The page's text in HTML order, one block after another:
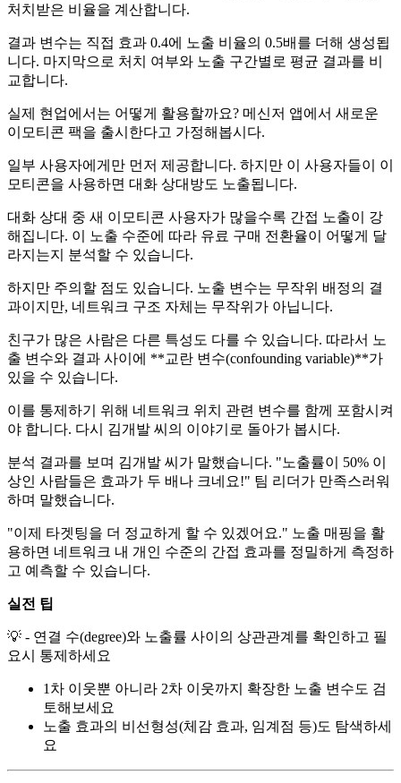
처치받은 비율을 계산합니다.
결과 변수는 직접 효과 0.4에 노출 비율의 0.5배를 더해 생성됩
니다. 마지막으로 처치 여부와 노출 구간별로 평균 결과를 비
교합니다.
실제 현업에서는 어떻게 활용할까요? 메신저 앱에서 새로운
이모티콘 팩을 출시한다고 가정해봅시다.
일부 사용자에게만 먼저 제공합니다. 하지만 이 사용자들이 이
모티콘을 사용하면 대화 상대방도 노출됩니다.
대화 상대 중 새 이모티콘 사용자가 많을수록 간접 노출이 강
해집니다. 이 노출 수준에 따라 유료 구매 전환율이 어떻게 달
라지는지 분석할 수 있습니다.
하지만 주의할 점도 있습니다. 노출 변수는 무작위 배정의 결
과이지만, 네트워크 구조 자체는 무작위가 아닙니다.
친구가 많은 사람은 다른 특성도 다를 수 있습니다. 따라서 노
출 변수와 결과 사이에 **교란 변수(confounding variable)**가
있을 수 있습니다.
이를 통제하기 위해 네트워크 위치 관련 변수를 함께 포함시켜
야 합니다. 다시 김개발 씨의 이야기로 돌아가 봅시다.
분석 결과를 보며 김개발 씨가 말했습니다. "노출률이 50% 이
상인 사람들은 효과가 두 배나 크네요!" 팀 리더가 만족스러워
하며 말했습니다.
"이제 타겟팅을 더 정교하게 할 수 있겠어요." 노출 매핑을 활
용하면 네트워크 내 개인 수준의 간접 효과를 정밀하게 측정하
고 예측할 수 있습니다.
실전 팁
💡 - 연결 수(degree)와 노출률 사이의 상관관계를 확인하고 필
요시 통제하세요
1차 이웃뿐 아니라 2차 이웃까지 확장한 노출 변수도 검
토해보세요
노출 효과의 비선형성(체감 효과, 임계점 등)도 탐색하세
요